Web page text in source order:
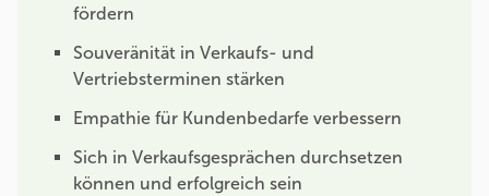
fördern
Souveränität in Verkaufs- und
Vertriebsterminen stärken
Empathie für Kundenbedarfe verbessern
Sich in Verkaufsgesprächen durchsetzen
können und erfolgreich sein